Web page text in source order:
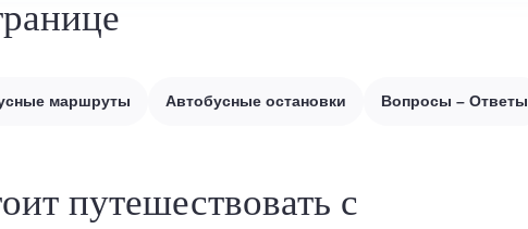
маршруты Автобусные остановки Вопросы – Ответы
путешествовать с